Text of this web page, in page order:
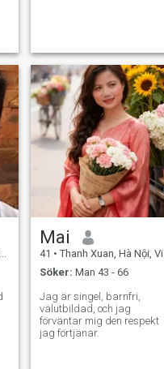
Mai
41 • Thanh Xuan, Hà Nội, Vietnam
Söker: Man 43 - 66
Jag är singel, barnfri,
välutbildad, och jag
förväntar mig den respekt
jag förtjänar.